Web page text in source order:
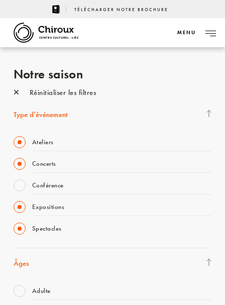
TÉLÉCHARGER NOTRE BROCHURE
CENTRE CULTUREL - LIÈGE
MENU
Notre saison
Réinitialiser les filtres
Type d’événement
Ateliers
Concerts
Conférence
Expositions
Spectacles
Âges
Adulte